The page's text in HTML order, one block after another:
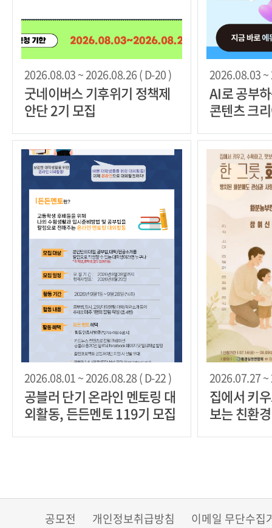
2026.08.03 ~ 2026.08.26 ( D-20 )
굿네이버스 기후위기 정책제
안단 2기 모집
2026.08.03 ~
AI로 공부
콘텐츠 크
2026.08.01 ~ 2026.08.28 ( D-22 )
공블러 단기 온라인 멘토링 대
외활동, 든든멘토 119기 모집
2026.07.27 ~
집에서 키
보는 친환
공모전 개인정보취급방침 이메일 무단수집